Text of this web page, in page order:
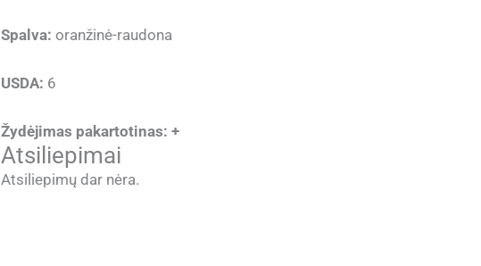
Spalva: oranžinė-raudona
USDA: 6
Žydėjimas pakartotinas: +
Atsiliepimai
Atsiliepimų dar nėra.